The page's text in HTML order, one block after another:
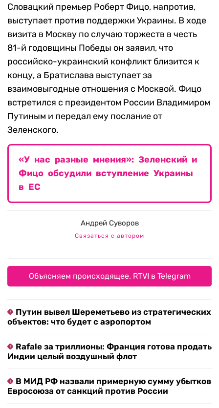
Словацкий премьер Роберт Фицо, напротив,
выступает против поддержки Украины. В ходе
визита в Москву по случаю торжеств в честь
81-й годовщины Победы он заявил, что
российско-украинский конфликт близится к
концу, а Братислава выступает за
взаимовыгодные отношения с Москвой. Фицо
встретился с президентом России Владимиром
Путиным и передал ему послание от
Зеленского.
«У нас разные мнения»: Зеленский и
Фицо обсудили вступление Украины
в ЕС
Андрей Суворов
Связаться с автором
Объясняем происходящее. RTVI в Telegram
Путин вывел Шереметьево из стратегических
объектов: что будет с аэропортом
Rafale за триллионы: Франция готова продать
Индии целый воздушный флот
В МИД РФ назвали примерную сумму убытков
Евросоюза от санкций против России